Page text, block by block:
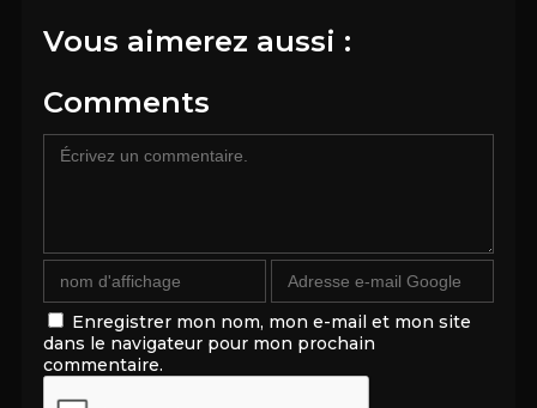
Vous aimerez aussi :
Comments
Enregistrer mon nom, mon e-mail et mon site
dans le navigateur pour mon prochain
commentaire.